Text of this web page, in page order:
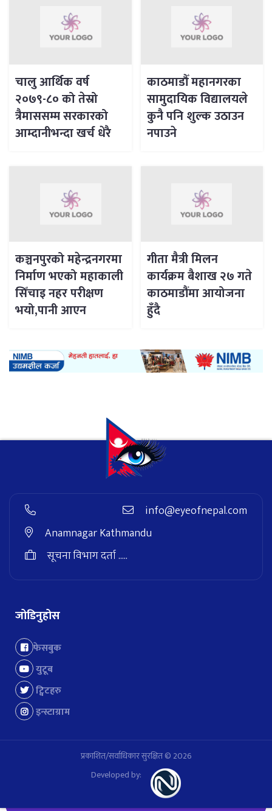
चालु आर्थिक वर्ष
२०७९-८० को तेस्रो
त्रैमाससम्म सरकारको
आम्दानीभन्दा खर्च धेरै
काठमाडौँ महानगरका
सामुदायिक विद्यालयले
कुनै पनि शुल्क उठाउन
नपाउने
कञ्चनपुरको महेन्द्रनगरमा
निर्माण भएको महाकाली
सिँचाइ नहर परीक्षण
भयो,पानी आएन
गीता मैत्री मिलन
कार्यक्रम बैशाख २७ गते
काठमाडौंमा आयोजना
हुँदै
info@eyeofnepal.com
Anamnagar Kathmandu
सूचना विभाग दर्ता .....
जोडिनुहोस
फेसबुक
युटूब
ट्विटहरु
इन्स्टाग्राम
प्रकाशित/सर्वाधिकार सुरक्षित © 2026
Developed by: